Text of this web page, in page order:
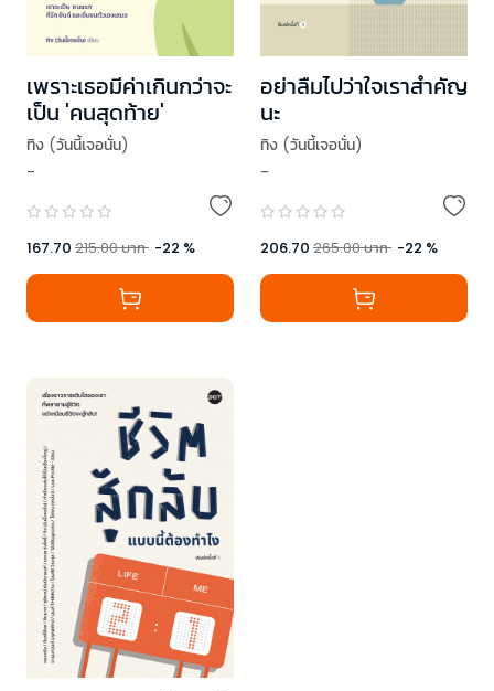
เพราะเธอมีค่าเกินกว่าจะ
เป็น 'คนสุดท้าย'
ทิง (วันนี้เจอนั่น)
-
167.70 215.00บาท -22 %
อย่าลืมไปว่าใจเราสำคัญ
นะ
ทิง (วันนี้เจอนั่น)
-
206.70 265.00บาท -22 %